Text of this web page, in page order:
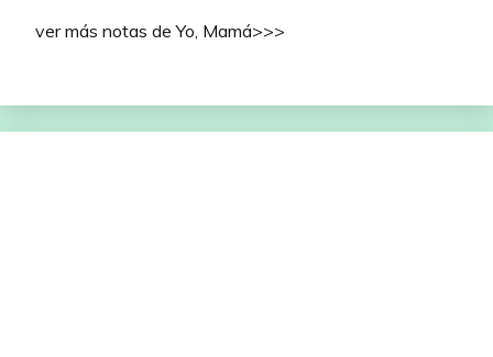
ver más notas de Yo, Mamá>>>